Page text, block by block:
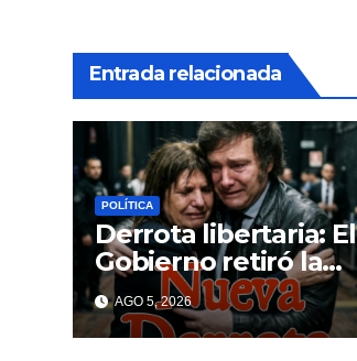
Entrada relacionada
POLÍTICA
Derrota libertaria: El
Gobierno retiró la
reforma a la Ley de
Tierras en el
Senado
AGO 5, 2026